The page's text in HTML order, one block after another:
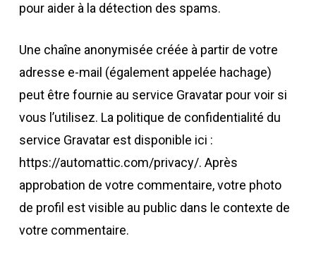
pour aider à la détection des spams.
Une chaîne anonymisée créée à partir de votre
adresse e-mail (également appelée hachage)
peut être fournie au service Gravatar pour voir si
vous l’utilisez. La politique de confidentialité du
service Gravatar est disponible ici :
https://automattic.com/privacy/. Après
approbation de votre commentaire, votre photo
de profil est visible au public dans le contexte de
votre commentaire.